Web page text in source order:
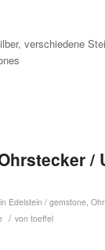
verschiedene
/
in Edelstein / gemstone,
/ von toeffel